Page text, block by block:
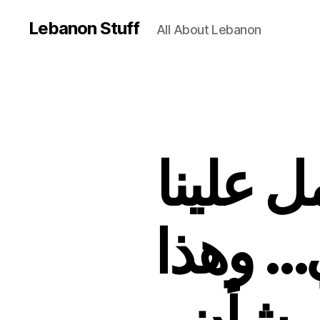
Lebanon Stuff All About Lebanon
علينا
وهذا